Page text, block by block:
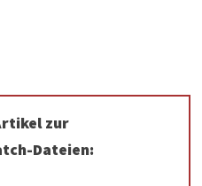
zur
Dateien: